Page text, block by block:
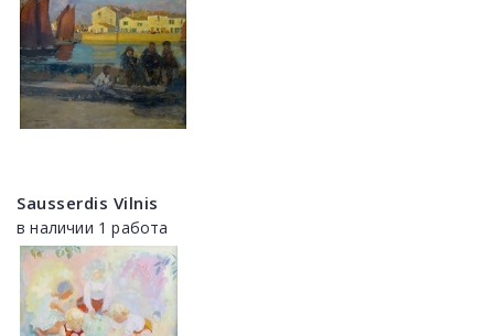
Sausserdis Vilnis
в наличии 1 работа